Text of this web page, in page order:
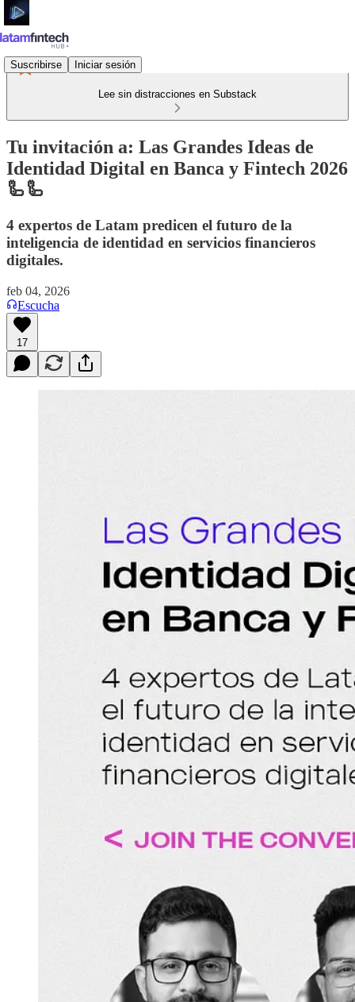
Suscribirse Iniciar sesión
Lee sin distracciones en Substack
Tu invitación a: Las Grandes Ideas de
Identidad Digital en Banca y Fintech 2026
🦾🦾
4 expertos de Latam predicen el futuro de la
inteligencia de identidad en servicios financieros
digitales.
feb 04, 2026
Escucha
17